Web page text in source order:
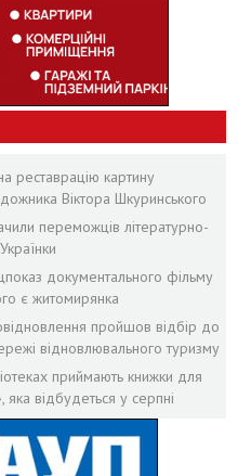
реставрацію картину
Віктора Шкуринського
переможців літературно-
документального фільму
є житомирянка
пройшов відбір до
відновлювального туризму
приймають книжки для
відбудеться у серпні